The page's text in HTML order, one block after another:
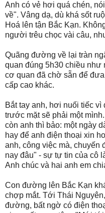
Anh có vẻ hơi quá chén,
về". Vâng dạ, dù khá sốt
Hoá lên tận Bắc Kạn.
người trêu chọc vài câu,
Quãng đường về lại tràn
quan đúng 5h30 chiều như
cơ quan đã chờ sẵn để
cấp cao khác.
Bắt tay anh, hơi nuối tiếc
trước mặt sẽ phải một
còn anh thì bảo: một ngày
hay để anh điện thoại xin
anh, công việc mà, chuyến
nay đâu" - sự tự tin của cô
Anh chúc và hai anh em
Con đường lên Bắc Kạn
chợp mắt. Tới Thái
đường, bất ngờ có điện